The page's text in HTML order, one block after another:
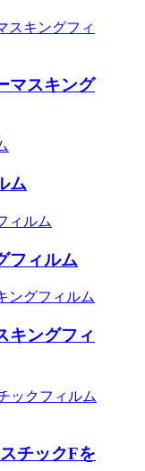
マスキング
ム
フィルム
キングフィ
チックFを